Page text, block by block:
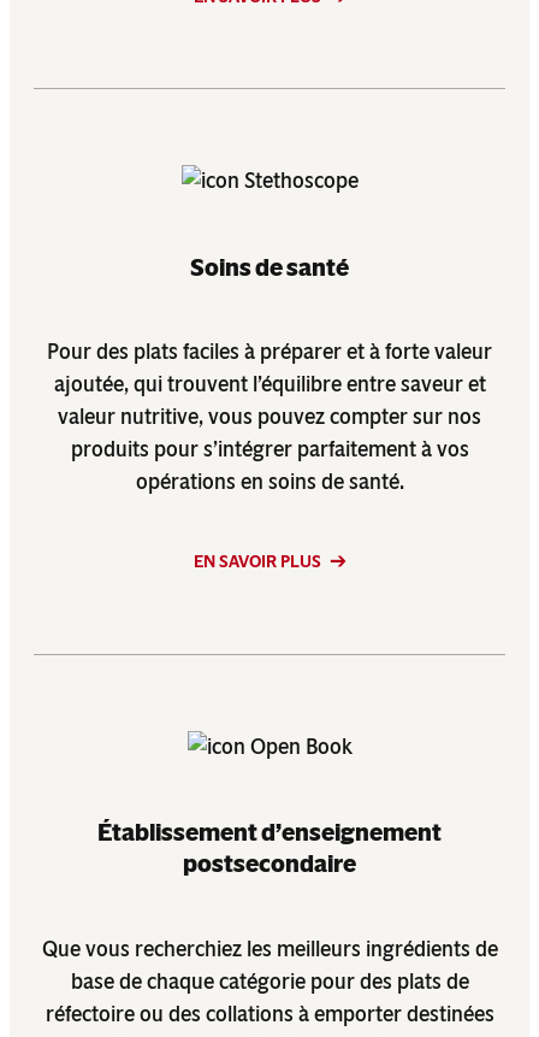
Soins de santé
Pour des plats faciles à préparer et à forte valeur
ajoutée, qui trouvent l’équilibre entre saveur et
valeur nutritive, vous pouvez compter sur nos
produits pour s’intégrer parfaitement à vos
opérations en soins de santé.
EN SAVOIR PLUS
Établissement d’enseignement
postsecondaire
Que vous recherchiez les meilleurs ingrédients de
base de chaque catégorie pour des plats de
réfectoire ou des collations à emporter destinées